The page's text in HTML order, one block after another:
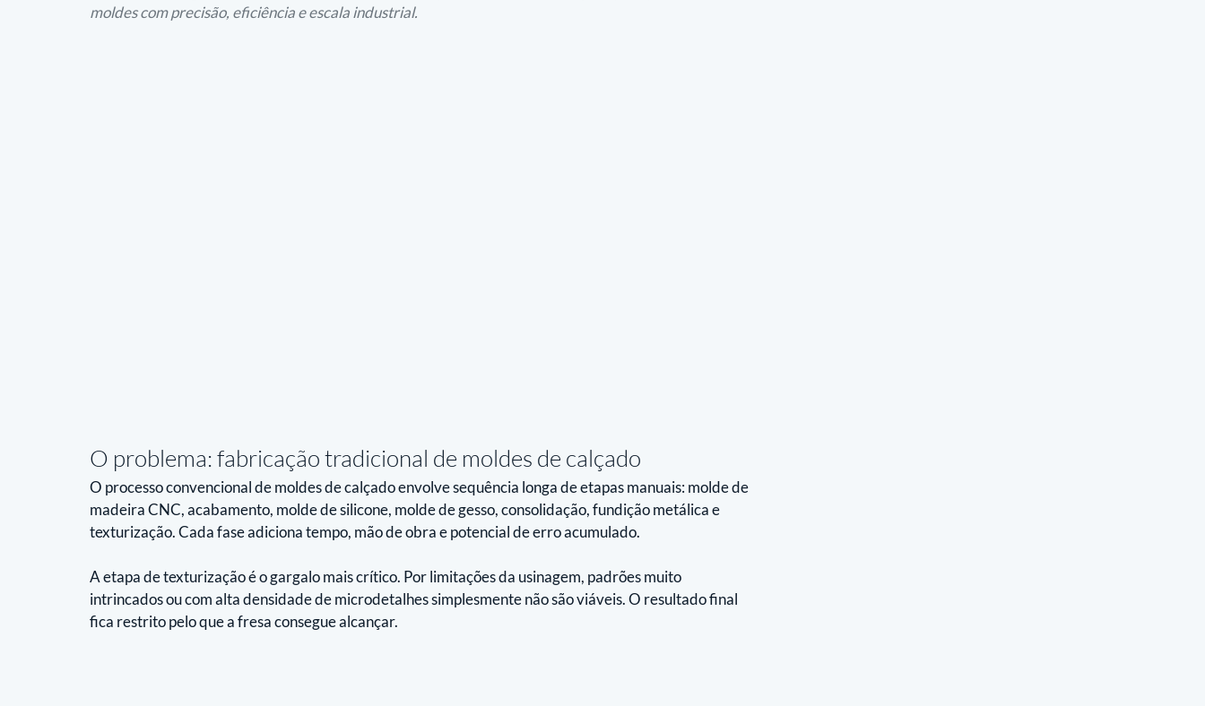
moldes com precisão, eficiência e escala industrial.
O problema: fabricação tradicional de moldes de calçado
O processo convencional de moldes de calçado envolve sequência longa de etapas manuais: molde de
madeira CNC, acabamento, molde de silicone, molde de gesso, consolidação, fundição metálica e
texturização. Cada fase adiciona tempo, mão de obra e potencial de erro acumulado.
A etapa de texturização é o gargalo mais crítico. Por limitações da usinagem, padrões muito
intrincados ou com alta densidade de microdetalhes simplesmente não são viáveis. O resultado final
fica restrito pelo que a fresa consegue alcançar.